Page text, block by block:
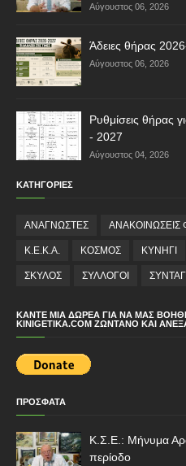
Αύγουστος 06, 2026
Άδειες θήρας
Αύγουστος 06, 2026
Ρυθμίσεις θήρας
- 2027
Αύγουστος 04, 2026
ΚΑΤΗΓΟΡΙΕΣ
ΑΝΑΓΝΩΣΤΕΣ
Κ.Ε.Κ.Α. ΚΟΣΜΟΣ ΚΥΝΗΓΙ
ΣΚΥΛΟΣ ΣΥΛΛΟΓΟΙ
ΚΆΝΤΕ ΜΙΑ ΔΩΡΕΆ ΓΙΑ ΝΑ ΜΑΣ
KINIGETIKA.COM ΖΩΝΤΑΝΌ ΚΑΙ
ΠΡΟΣΦΑΤΑ
Κ.Σ.Ε.: Μήνυμα
περίοδο